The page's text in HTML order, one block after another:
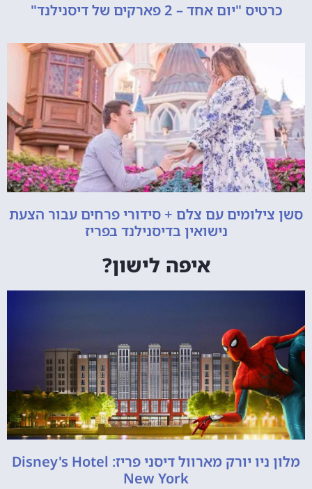
כרטיס "יום אחד – 2 פארקים של דיסנילנד"
סשן צילומים עם צלם + סידורי פרחים עבור הצעת
נישואין בדיסנילנד בפריז
איפה לישון?
מלון ניו יורק מארוול דיסני פריז: Disney's Hotel
New York